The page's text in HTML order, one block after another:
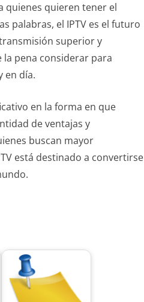
quienes quieren tener el
palabras, el IPTV es el futuro
superior y
la pena considerar para
en día.
en la forma en que
de ventajas y
buscan mayor
está destinado a convertirse